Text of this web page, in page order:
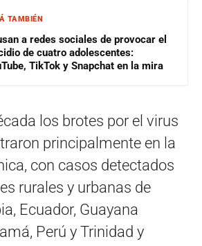
TAMBIÉN
a redes sociales de provocar el
de cuatro adolescentes:
TikTok y Snapchat en la mira
los brotes por el virus
principalmente en la
con casos detectados
rurales y urbanas de
Ecuador, Guayana
Perú y Trinidad y